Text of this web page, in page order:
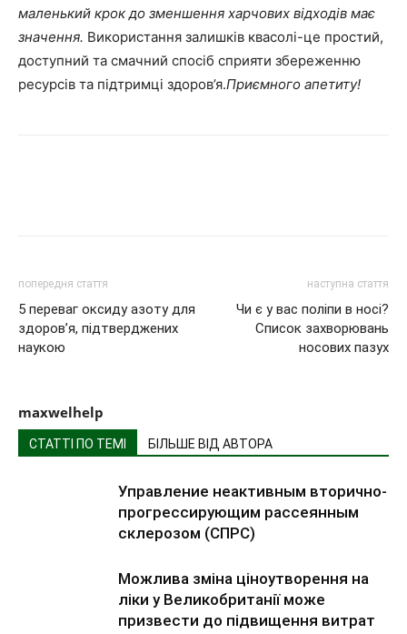
маленький крок до зменшення харчових відходів має
значення. Використання залишків квасолі-це простий,
доступний та смачний спосіб сприяти збереженню
ресурсів та підтримці здоров’я.Приємного апетиту!
попередня стаття
5 переваг оксиду азоту для
здоров’я, підтверджених
наукою
наступна стаття
Чи є у вас поліпи в носі?
Список захворювань
носових пазух
maxwelhelp
СТАТТІ ПО ТЕМІ БІЛЬШЕ ВІД АВТОРА
Управление неактивным вторично-
прогрессирующим рассеянным
склерозом (СПРС)
Можлива зміна ціноутворення на
ліки у Великобританії може
призвести до підвищення витрат